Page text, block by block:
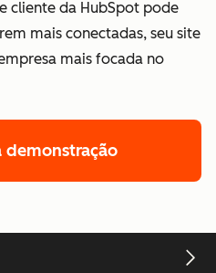
cliente da HubSpot pode
mais conectadas, seu site
mais focada no
demonstração